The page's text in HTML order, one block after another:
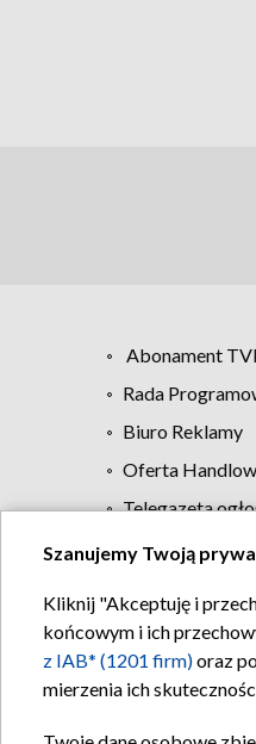
Abonament
Rada
Biuro Reklamy
Oferta
Telegazeta
Szanujemy Twoją
Kliknij "Akceptuję i
końcowym i ich
z IAB* (1201 firm)oraz
mierzenia ich